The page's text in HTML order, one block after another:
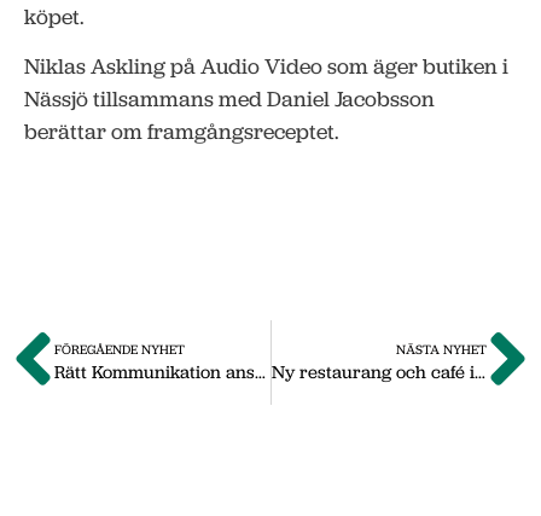
köpet.
Niklas Askling på Audio Video som äger butiken i
Nässjö tillsammans med Daniel Jacobsson
berättar om framgångsreceptet.
FÖREGÅENDE NYHET
Rätt Kommunikation anställer och flyttar till Nässjö
NÄSTA NYHET
Ny restaurang och café i Nässjö